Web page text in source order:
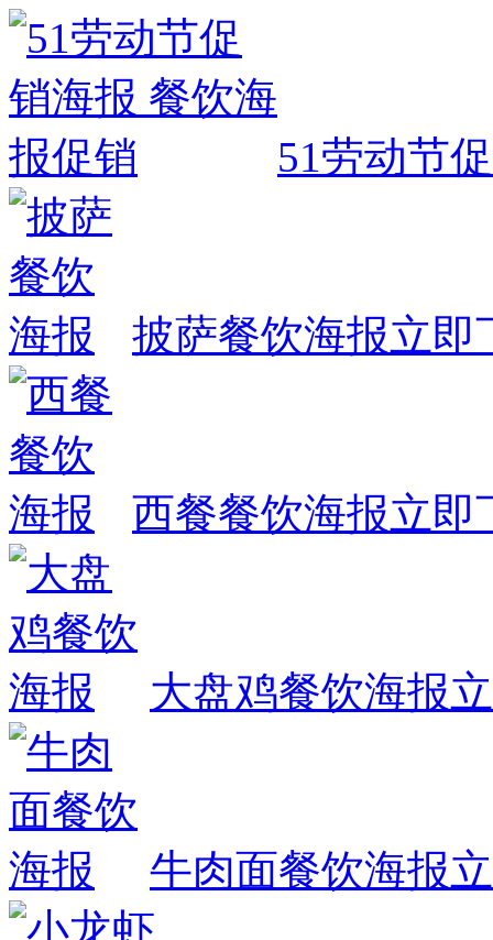
51劳动节
披萨餐饮海报立即
西餐餐饮海报立即
大盘鸡餐饮海报
牛肉面餐饮海报